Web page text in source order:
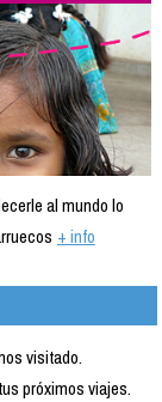
al mundo lo
+ info
visitado.
próximos viajes.